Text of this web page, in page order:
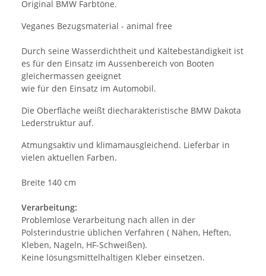
Original BMW Farbtöne.
Veganes Bezugsmaterial - animal free
Durch seine Wasserdichtheit und Kältebeständigkeit ist
es für den Einsatz im Aussenbereich von Booten
gleichermassen geeignet
wie für den Einsatz im Automobil.
Die Oberfläche weißt diecharakteristische BMW Dakota
Lederstruktur auf.
Atmungsaktiv und klimamausgleichend. Lieferbar in
vielen aktuellen Farben.
Breite 140 cm
Verarbeitung:
Problemlose Verarbeitung nach allen in der
Polsterindustrie üblichen Verfahren ( Nähen, Heften,
Kleben, Nageln, HF-Schweißen).
Keine lösungsmittelhaltigen Kleber einsetzen.